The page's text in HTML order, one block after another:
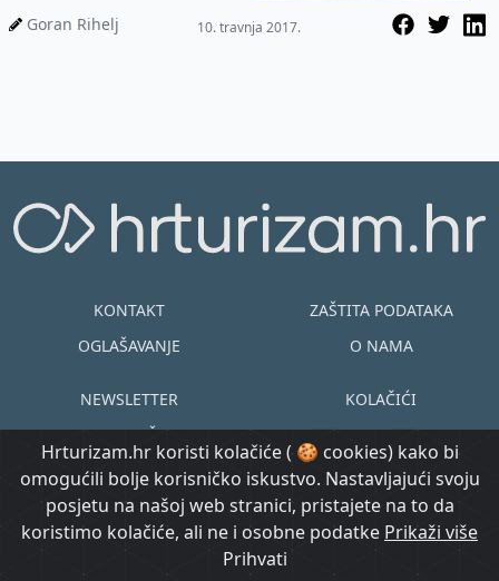
rušenje st...
Goran Rihelj 10. travnja 2017.
Hrturizam.hr koristi kolačiće ( 🍪 cookies) kako bi
omogućili bolje korisničko iskustvo. Nastavljajući svoju
posjetu na našoj web stranici, pristajete na to da
koristimo kolačiće, ali ne i osobne podatke Prikaži više
Prihvati
KONTAKT
OGLAŠAVANJE
ZAŠTITA PODATAKA
O NAMA
NEWSLETTER
UVJETI KORIŠTENJA
KOLAČIĆI
EN HR
© Copyright
2015.-2026.
@ Created by
Morgan Code
Prijavi se